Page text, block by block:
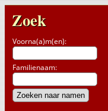
Zoek
Voorna(a)m(en):
Familienaam: